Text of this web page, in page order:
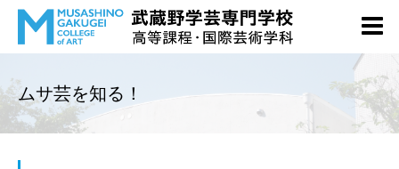
ムサ芸を知る！